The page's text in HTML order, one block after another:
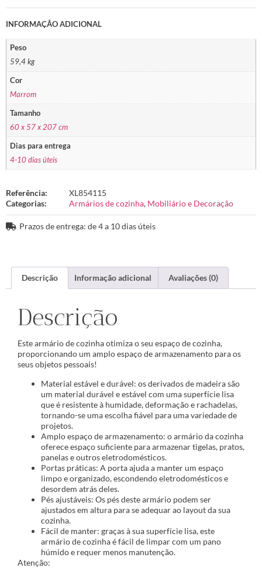
INFORMAÇÃO ADICIONAL
Peso
59,4 kg
Cor
Marrom
Tamanho
60 x 57 x 207 cm
Dias para entrega
4-10 dias úteis
Referência:
XL854115
Categorias:
Armários de cozinha, Mobiliário e Decoração
Prazos de entrega: de 4 a 10 dias úteis
Descrição Informação adicional Avaliações (0)
Descrição
Este armário de cozinha otimiza o seu espaço de cozinha,
proporcionando um amplo espaço de armazenamento para os
seus objetos pessoais!
Material estável e durável: os derivados de madeira são
um material durável e estável com uma superfície lisa
que é resistente à humidade, deformação e rachadelas,
tornando-se uma escolha fiável para uma variedade de
projetos.
Amplo espaço de armazenamento: o armário da cozinha
oferece espaço suficiente para armazenar tigelas, pratos,
panelas e outros eletrodomésticos.
Portas práticas: A porta ajuda a manter um espaço
limpo e organizado, escondendo eletrodomésticos e
desordem atrás deles.
Pés ajustáveis: Os pés deste armário podem ser
ajustados em altura para se adequar ao layout da sua
cozinha.
Fácil de manter: graças à sua superfície lisa, este
armário de cozinha é fácil de limpar com um pano
húmido e requer menos manutenção.
Atenção: